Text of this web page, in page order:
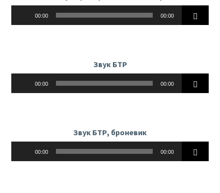
00:00 00:00
Звук БТР
00:00 00:00
Звук БТР, броневик
00:00 00:00